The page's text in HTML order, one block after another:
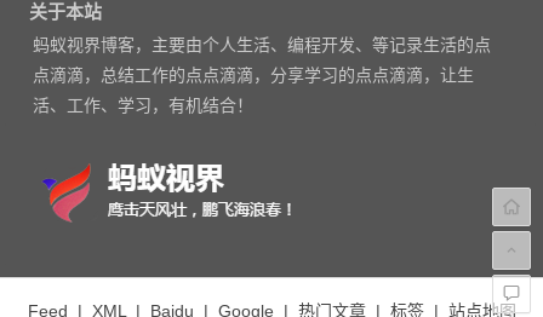
关于本站
蚂蚁视界博客，主要由个人生活、编程开发、等记录生活的点
点滴滴，总结工作的点点滴滴，分享学习的点点滴滴，让生
活、工作、学习，有机结合！
Feed | XML| Baidu | Google | 热门文章| 标签| 站点地图